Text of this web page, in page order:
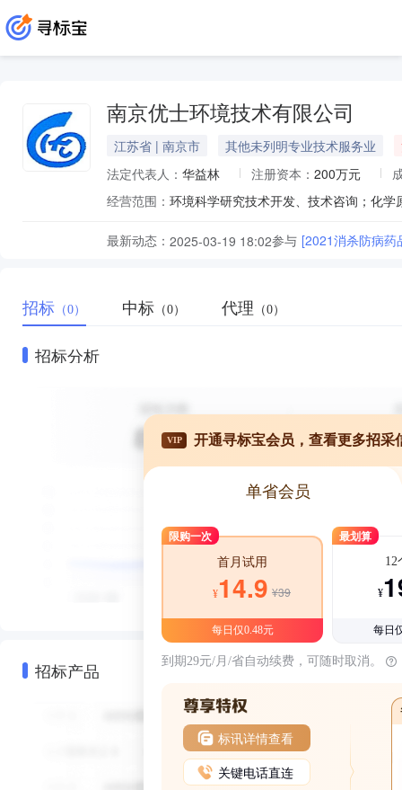
南京优士环境技术有限公司
江苏省 | 南京市 其他未列明专业技术服务业
法定代表人： 华益林 注册资本： 200万元
经营范围：
最新动态： 2025-03-19 18:02参与 [2021消杀防病
招标 （0） 中标 （0） 代理 （0）
招标分析
招标产品
VIP 开通寻标宝会员，查看更多招采
单省会员
限购一次
首月试用
¥14.9 ¥39
每日仅0.48元
最划算
12
¥
每日
到期29元/月/省自动续费，可随时取消。
标讯详情查看
关键电话直连